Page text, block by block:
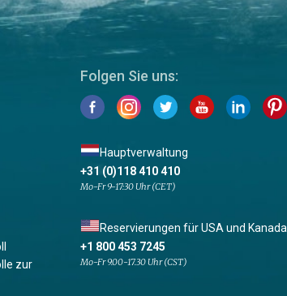
zur
Folgen Sie uns:
Hauptverwaltung
+31 (0)118 410 410
Mo-Fr 9-17:30 Uhr (CET)
Reservierungen für USA und Kanada
+1 800 453 7245
Mo-Fr 9.00-17.30 Uhr (CST)